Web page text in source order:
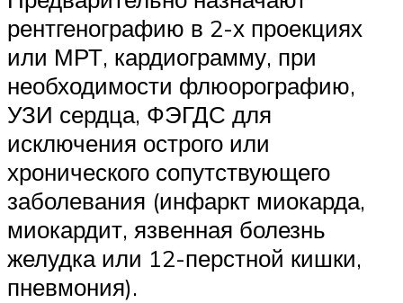
рентгенографию в 2-х проекциях
или МРТ, кардиограмму, при
необходимости флюорографию,
УЗИ сердца, ФЭГДС для
исключения острого или
хронического сопутствующего
заболевания (инфаркт миокарда,
миокардит, язвенная болезнь
желудка или 12-перстной кишки,
пневмония).